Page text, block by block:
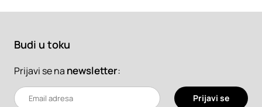
Budi u toku
Prijavi se na newsletter:
Prijavi se